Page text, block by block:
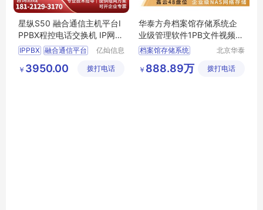
星纵S50 融合通信主机平台I
PPBX程控电话交换机 IP网络
电话网关
IPPBX 融合通信平台
电话交换机 外线网关
亿灿信息
海）有限
￥ 3950.00 拨打电话
华泰方舟档案馆存储系统企
业级管理软件1PB文件视频音
频软件档案
档案馆存储系统
文档管理存储
北京华泰
有限公司
￥ 888.89万 拨打电话